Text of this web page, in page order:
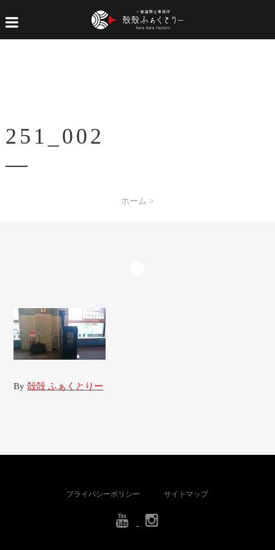
251_002
ホーム >
By殻殻 ふぁくとりー
プライバシーポリシー サイトマップ